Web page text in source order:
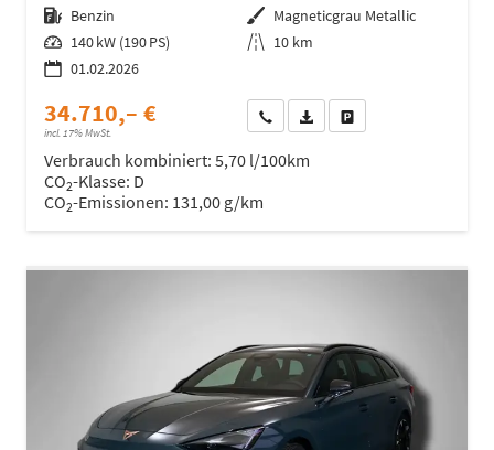
Kraftstoff Benzin Außenfarbe Magneticgrau Metallic
Leistung 140 kW (190 PS) Kilometerstand 10 km
01.02.2026
34.710,– €
incl. 17% MwSt.
Wir rufen Sie anFahrzeugexposé (PDF)
Verbrauch kombiniert: 5,70 l/100km
CO2-Klasse: D
CO2-Emissionen: 131,00 g/km